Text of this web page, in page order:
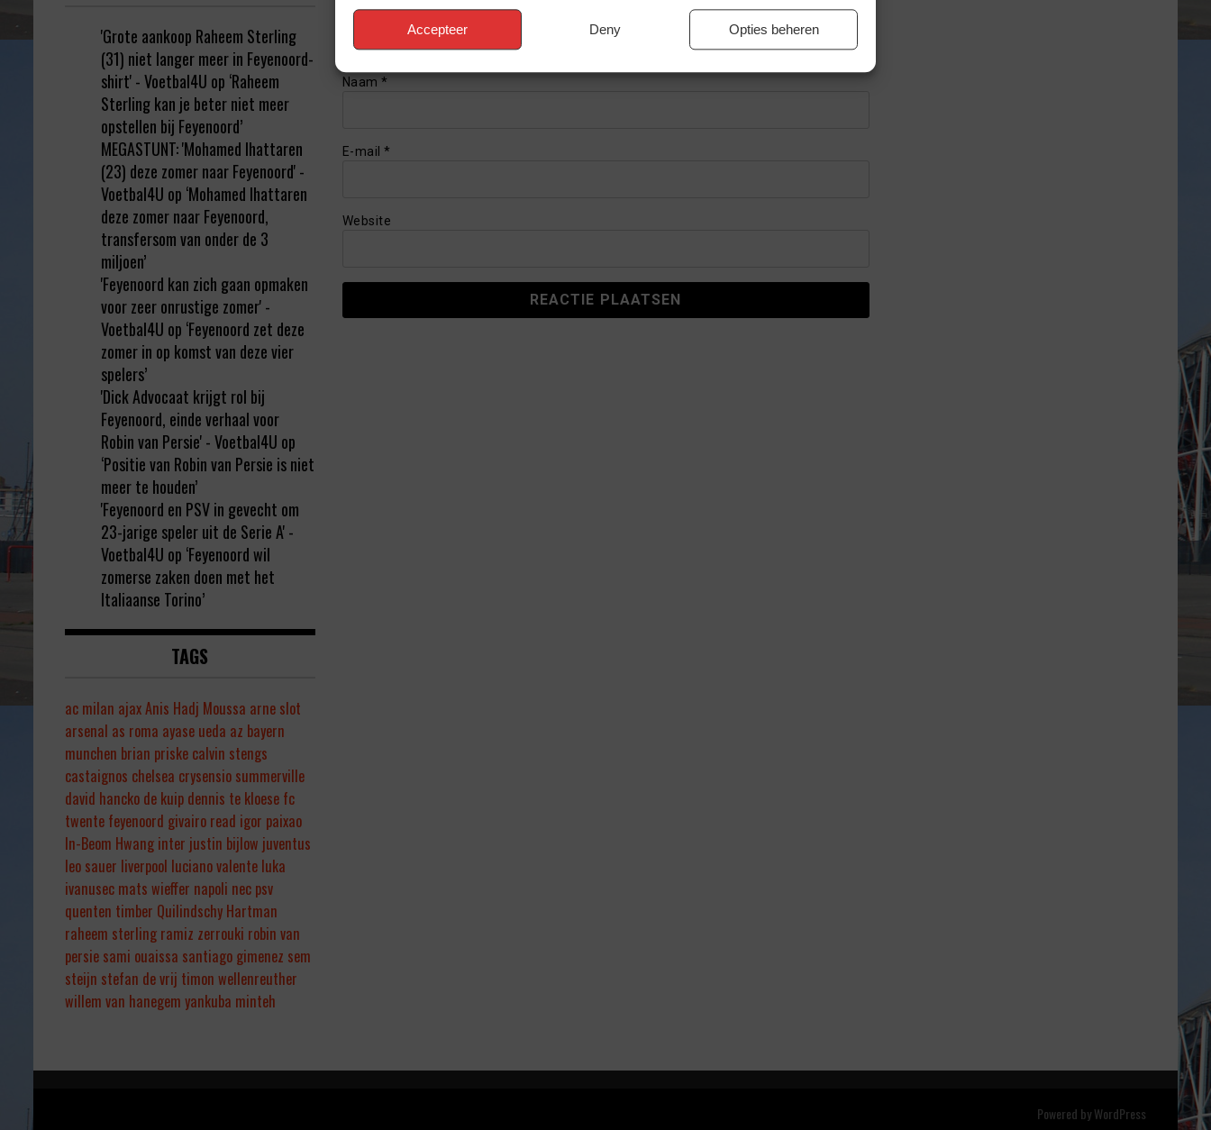
Accepteer Deny Opties beheren
Naam *
E-mail *
Website
'Grote aankoop Raheem Sterling
(31) niet langer meer in Feyenoord-
shirt' - Voetbal4U op ‘Raheem
Sterling kan je beter niet meer
opstellen bij Feyenoord’
MEGASTUNT: 'Mohamed Ihattaren
(23) deze zomer naar Feyenoord' -
Voetbal4U op ‘Mohamed Ihattaren
deze zomer naar Feyenoord,
transfersom van onder de 3
miljoen’
'Feyenoord kan zich gaan opmaken
voor zeer onrustige zomer' -
Voetbal4U op ‘Feyenoord zet deze
zomer in op komst van deze vier
spelers’
'Dick Advocaat krijgt rol bij
Feyenoord, einde verhaal voor
Robin van Persie' - Voetbal4U op
‘Positie van Robin van Persie is niet
meer te houden’
'Feyenoord en PSV in gevecht om
23-jarige speler uit de Serie A' -
Voetbal4U op ‘Feyenoord wil
zomerse zaken doen met het
Italiaanse Torino’
TAGS
ac milan ajaxAnis Hadj Moussa arne slot
arsenal as roma ayase ueda az bayern
munchen brian priske calvin stengs
castaignos chelsea crysensio summerville
david hancko de kuip dennis te kloese fc
twente feyenoord givairo read igor paixao
In-Beom Hwang inter justin bijlow juventus
leo sauer liverpool luciano valente luka
ivanusec mats wieffer napoli nec psv
quenten timber Quilindschy Hartman
raheem sterling ramiz zerrouki robin van
persie sami ouaissa santiago gimenez sem
steijn stefan de vrij timon wellenreuther
willem van hanegem yankuba minteh
Powered byWordPress